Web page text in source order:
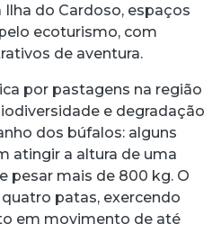
do Cardoso, espaços
ecoturismo, com
de aventura.
por pastagens na região
e degradação
dos búfalos: alguns
atingir a altura de uma
pesar mais de 800 kg. O
patas, exercendo
em movimento de até